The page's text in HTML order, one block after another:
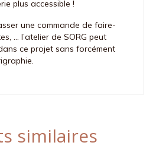
plus accessible !
une commande de faire-
… l’atelier de SORG peut
ce projet sans forcément
similaires